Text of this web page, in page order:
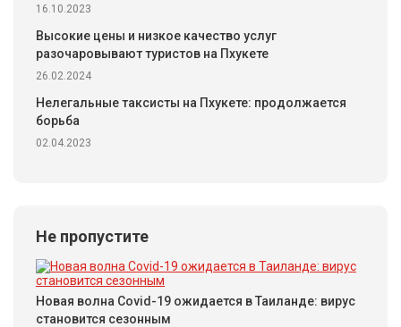
16.10.2023
Высокие цены и низкое качество услуг
разочаровывают туристов на Пхукете
26.02.2024
Нелегальные таксисты на Пхукете: продолжается
борьба
02.04.2023
Не пропустите
Новая волна Covid-19 ожидается в Таиланде: вирус
становится сезонным